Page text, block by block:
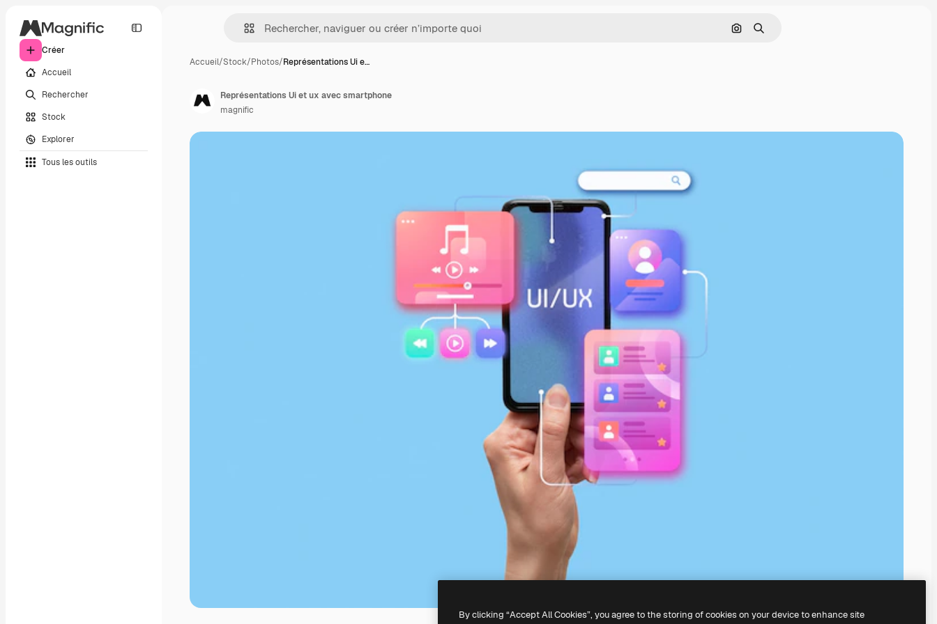
Créer
Accueil
Rechercher
Stock
Explorer
Tous les outils
Rechercher par image
Rechercher
Accueil/Stock/Photos/Représentations Ui e…
Représentations Ui et ux avec smartphone
magnific
By clicking “Accept All Cookies”, you agree to the storing of cookies on your device to enhance site